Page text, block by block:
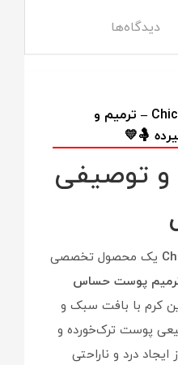
دیدگاه‌ها
کرم شقاق سینه چیکو Chicco – ترمیم و
🤱💛
و توصیفی
یک محصول تخصصی
پوست حساس
کرم با بافت سبک و
پوست ترک‌خورده و
درد و ناراحتی